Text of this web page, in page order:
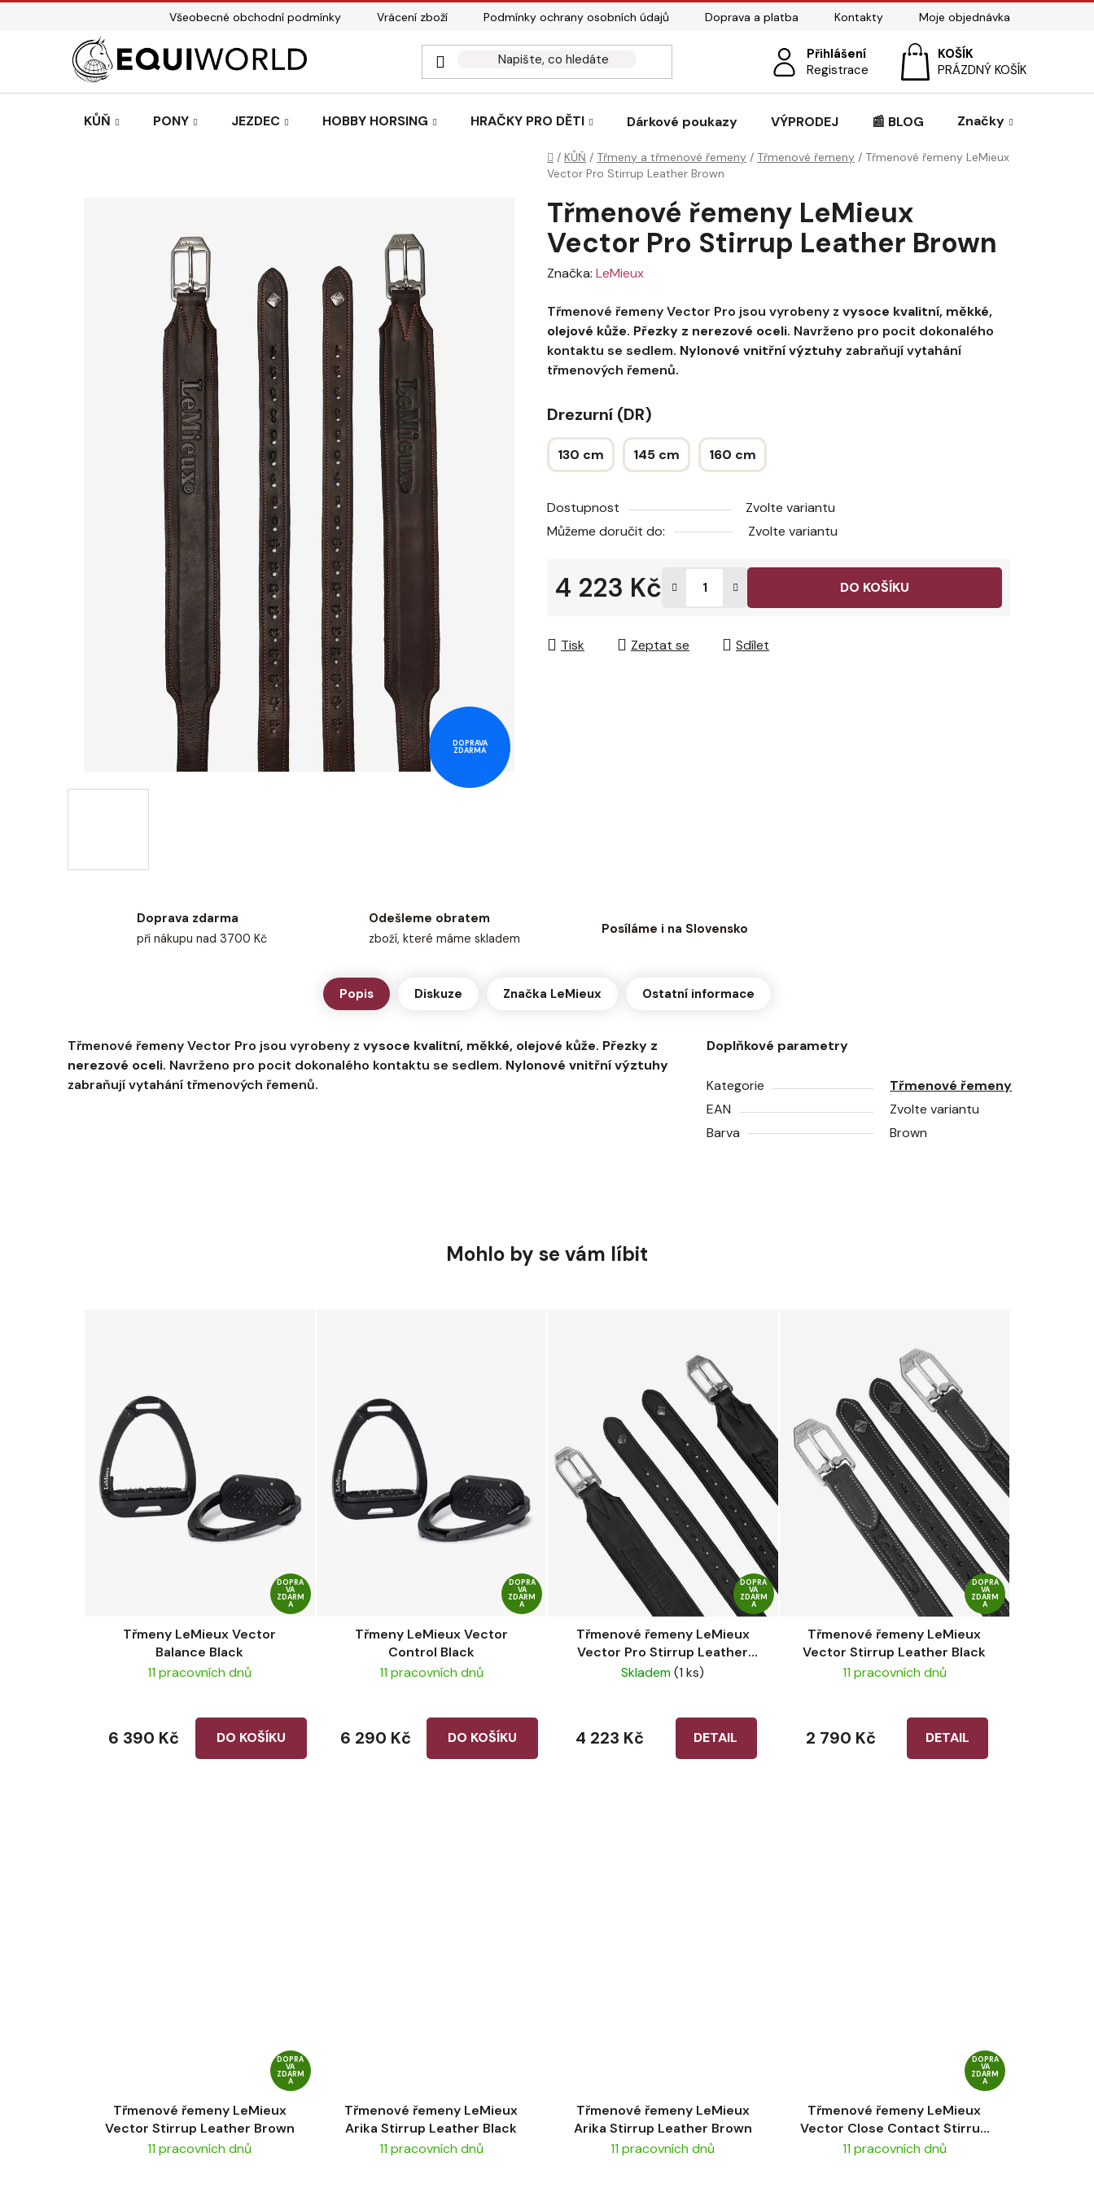
Přejít
Všeobecné obchodní podmínky Vrácení zboží Podmínky ochrany osobních údajů Doprava a platba Kontakty Moje objednávka
Přihlášení
Registrace
NÁKUPNÍ
KOŠÍK
PRÁZDNÝ KOŠÍK
KŮŇ PONY JEZDEC HOBBY HORSING HRAČKY PRO DĚTI Dárkové poukazy VÝPRODEJ 📰 BLOG Značky
Domů
/ KŮŇ / Třmeny a třmenové řemeny / Třmenové řemeny / Třmenové řemeny LeMieux
Vector Pro Stirrup Leather Brown
Třmenové řemeny LeMieux
Vector Pro Stirrup Leather Brown
Značka: LeMieux
Třmenové řemeny Vector Pro jsou vyrobeny z vysoce kvalitní, měkké,
olejové kůže. Přezky z nerezové oceli. Navrženo pro pocit dokonalého
kontaktu se sedlem. Nylonové vnitřní výztuhy zabraňují vytahání
třmenových řemenů.
Drezurní (DR)
130 cm 145 cm 160 cm
Dostupnost
Zvolte variantu
Můžeme doručit do:
Zvolte variantu
4 223 Kč DO KOŠÍKU
Tisk Zeptat se Sdílet
DOPRAVA
ZDARMA
Doprava zdarma
při nákupu nad 3700 Kč
Odešleme obratem
zboží, které máme skladem
Posíláme i na Slovensko
Popis Diskuze Značka LeMieux Ostatní informace
Třmenové řemeny Vector Pro jsou vyrobeny z vysoce kvalitní, měkké, olejové kůže. Přezky z
nerezové oceli. Navrženo pro pocit dokonalého kontaktu se sedlem. Nylonové vnitřní výztuhy
zabraňují vytahání třmenových řemenů.
Doplňkové parametry
Kategorie
Třmenové řemeny
EAN
Zvolte variantu
Barva
Brown
Mohlo by se vám líbit
DOPRA
VA
ZDARM
A
Třmeny LeMieux Vector
Balance Black
11 pracovních dnů
DO KOŠÍKU
6 390 Kč
DOPRA
VA
ZDARM
A
Třmeny LeMieux Vector
Control Black
11 pracovních dnů
DO KOŠÍKU
6 290 Kč
DOPRA
VA
ZDARM
A
Třmenové řemeny LeMieux
Vector Pro Stirrup Leather
Black
Skladem(1 ks)
DETAIL
4 223 Kč
DOPRA
VA
ZDARM
A
Třmenové řemeny LeMieux
Vector Stirrup Leather Black
11 pracovních dnů
DETAIL
2 790 Kč
DOPRA
VA
ZDARM
A
Třmenové řemeny LeMieux
Vector Stirrup Leather Brown
11 pracovních dnů
Třmenové řemeny LeMieux
Arika Stirrup Leather Black
11 pracovních dnů
Třmenové řemeny LeMieux
Arika Stirrup Leather Brown
11 pracovních dnů
DOPRA
VA
ZDARM
A
Třmenové řemeny LeMieux
Vector Close Contact Stirrup
Leather Black
11 pracovních dnů